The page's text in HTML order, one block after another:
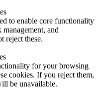
to enable core functionality
and
reject these.
for your browsing
cookies. If you reject them,
be unavailable.